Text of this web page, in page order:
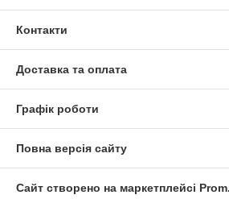
Контакти
Доставка та оплата
Графік роботи
Повна версія сайту
Сайт створено на маркетплейсі